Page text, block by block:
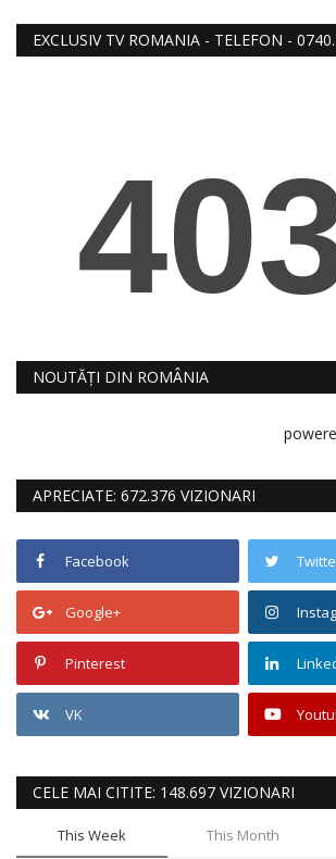
RELIGIE
EXCLUSIV TV ROMANIA - TELEFON -
NOUTĂȚI DIN ROMÂNIA
APRECIATE: 672.376 VIZIONARI
Facebook
Google+
Pinterest
VK
CELE MAI CITITE: 148.697 VIZIONARI
This Week This Month